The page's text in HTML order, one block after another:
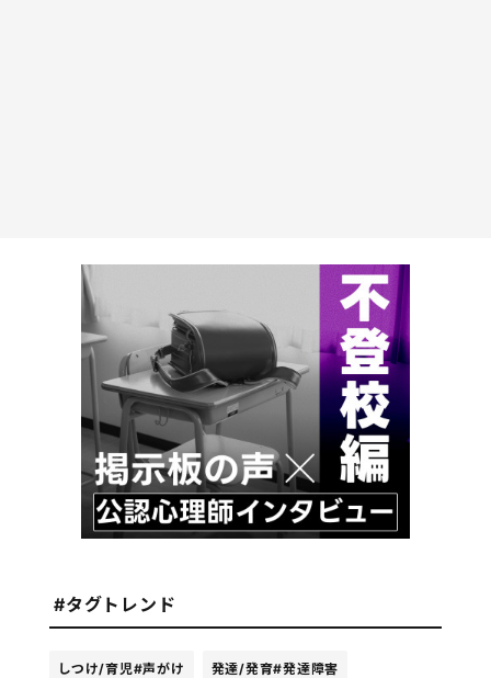
#タグトレンド
しつけ/育児#声がけ 発達/発育#発達障害